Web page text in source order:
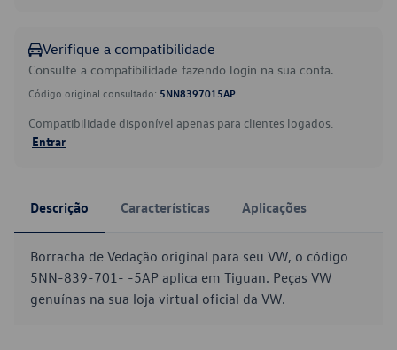
Verifique a compatibilidade
Consulte a compatibilidade fazendo login na sua conta.
Código original consultado: 5NN8397015AP
Compatibilidade disponível apenas para clientes logados.
Entrar
Descrição Características Aplicações
Borracha de Vedação original para seu VW, o código
5NN-839-701- -5AP aplica em Tiguan. Peças VW
genuínas na sua loja virtual oficial da VW.